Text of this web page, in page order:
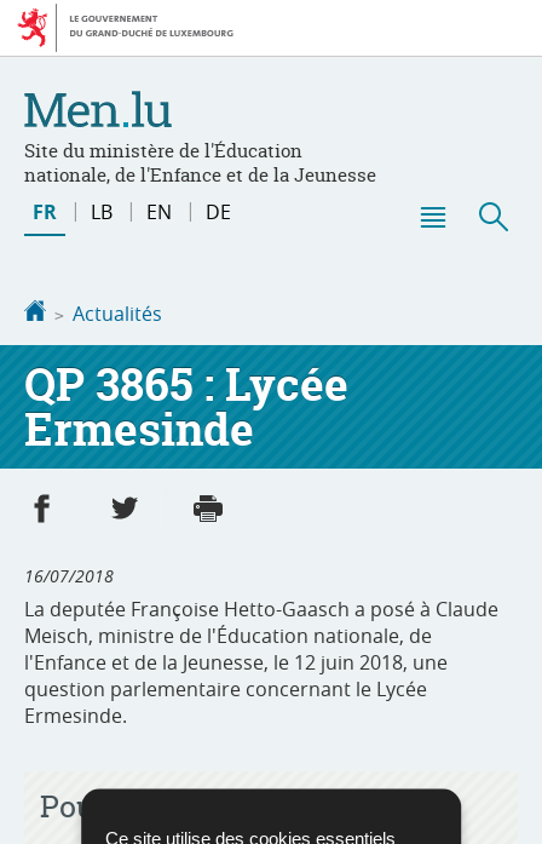
Ce site utilise des cookies essentiels
Aller
navigation
Aller
au
Site du ministère de l'Éducation
nationale, de l'Enfance et de la Jeunesse
Changer
de
FR LB EN DE
Accueil
Actualités
QP 3865 : Lycée
Ermesinde
Partager sur Facebook
Partager sur Twitter
16/07/2018
La deputée Françoise Hetto-Gaasch a posé à Claude
Meisch, ministre de l'Éducation nationale, de
l'Enfance et de la Jeunesse, le 12 juin 2018, une
question parlementaire concernant le Lycée
Ermesinde.
Pour en savoir plus